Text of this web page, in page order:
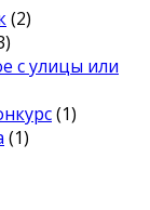
(2)
с улицы или
(1)
(1)